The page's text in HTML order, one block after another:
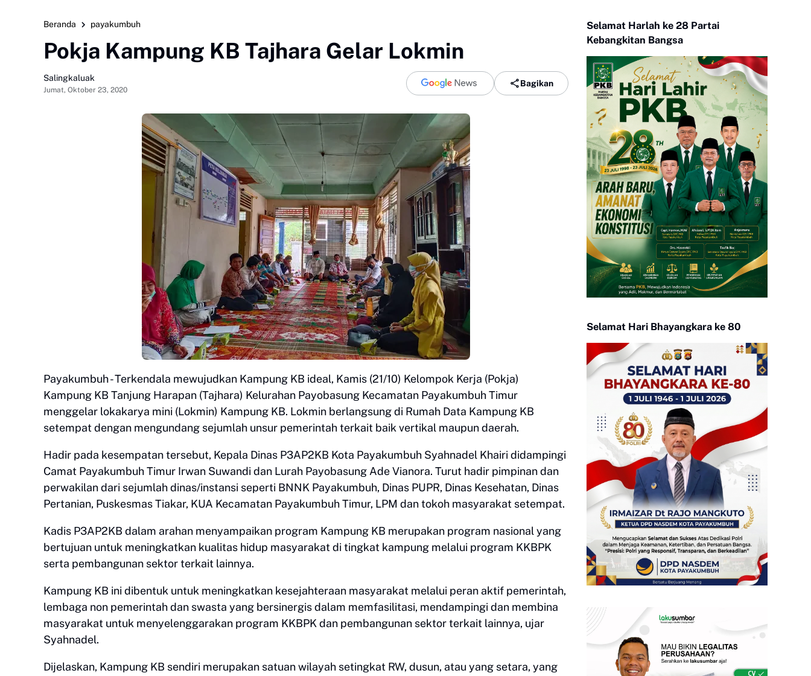
Beranda payakumbuh
Pokja Kampung KB Tajhara Gelar Lokmin
Salingkaluak
Jumat, Oktober 23, 2020
Bagikan
Payakumbuh - Terkendala mewujudkan Kampung KB ideal, Kamis (21/10) Kelompok Kerja (Pokja)
Kampung KB Tanjung Harapan (Tajhara) Kelurahan Payobasung Kecamatan Payakumbuh Timur
menggelar lokakarya mini (Lokmin) Kampung KB. Lokmin berlangsung di Rumah Data Kampung KB
setempat dengan mengundang sejumlah unsur pemerintah terkait baik vertikal maupun daerah.
Hadir pada kesempatan tersebut, Kepala Dinas P3AP2KB Kota Payakumbuh Syahnadel Khairi didampingi
Camat Payakumbuh Timur Irwan Suwandi dan Lurah Payobasung Ade Vianora. Turut hadir pimpinan dan
perwakilan dari sejumlah dinas/instansi seperti BNNK Payakumbuh, Dinas PUPR, Dinas Kesehatan, Dinas
Pertanian, Puskesmas Tiakar, KUA Kecamatan Payakumbuh Timur, LPM dan tokoh masyarakat setempat.
Kadis P3AP2KB dalam arahan menyampaikan program Kampung KB merupakan program nasional yang
bertujuan untuk meningkatkan kualitas hidup masyarakat di tingkat kampung melalui program KKBPK
serta pembangunan sektor terkait lainnya.
Kampung KB ini dibentuk untuk meningkatkan kesejahteraan masyarakat melalui peran aktif pemerintah,
lembaga non pemerintah dan swasta yang bersinergis dalam memfasilitasi, mendampingi dan membina
masyarakat untuk menyelenggarakan program KKBPK dan pembangunan sektor terkait lainnya, ujar
Syahnadel.
Dijelaskan, Kampung KB sendiri merupakan satuan wilayah setingkat RW, dusun, atau yang setara, yang
Selamat Harlah ke 28 Partai
Kebangkitan Bangsa
Selamat Hari Bhayangkara ke 80